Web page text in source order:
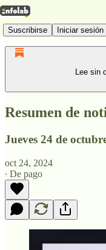
Suscribirse Iniciar sesión
Lee sin
Resumen de
Jueves 24 de
oct 24, 2024
∙ De pago